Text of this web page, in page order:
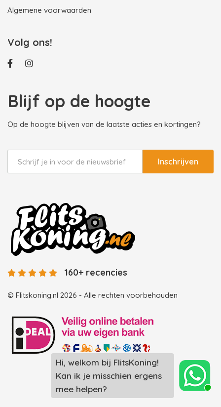
Hi, welkom bij FlitsKoning!
Kan ik je misschien ergens
mee helpen?
Algemene voorwaarden
Volg ons!
Blijf op de hoogte
Op de hoogte blijven van de laatste acties en kortingen?
Inschrijven
© Flitskoning.nl 2026 - Alle rechten voorbehouden
160+ recencies
Landingspagina overzicht photobooths
Landingspagina overzicht videobooths
Photobooth huren in Spijkenisse